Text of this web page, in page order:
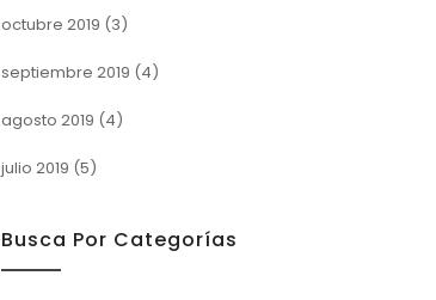
octubre 2019 (3)
septiembre 2019 (4)
agosto 2019 (4)
julio 2019 (5)
Busca Por Categorías